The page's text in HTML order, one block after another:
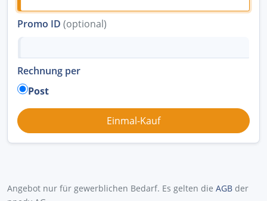
Promo ID (optional)
Rechnung per
Post
Angebot nur für gewerblichen Bedarf. Es gelten die AGB der